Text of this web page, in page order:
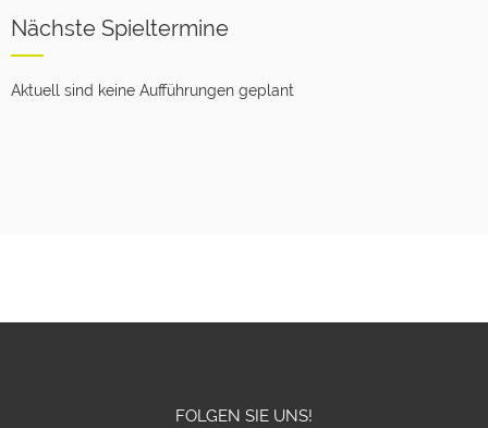
Nächste Spieltermine
Aktuell sind keine Aufführungen geplant
FOLGEN SIE UNS!